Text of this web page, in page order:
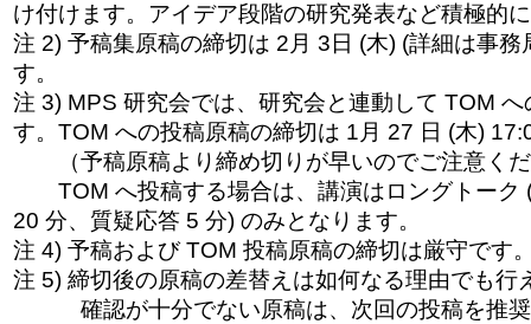
け付けます。アイデア段階の研究発表など積極的
注 2) 予稿集原稿の締切は 2月 3日 (木) (詳細は事
す。
注 3) MPS 研究会では、研究会と連動して TOM
す。TOM への投稿原稿の締切は 1月 27 日 (木)
（予稿原稿より締め切りが早いのでご注意く
TOM へ投稿する場合は、講演はロングトーク
20 分、質疑応答 5 分) のみとなります。
注 4) 予稿および TOM 投稿原稿の締切は厳守です
注 5) 締切後の原稿の差替えは如何なる理由でも行
確認が十分でない原稿は、次回の投稿を推